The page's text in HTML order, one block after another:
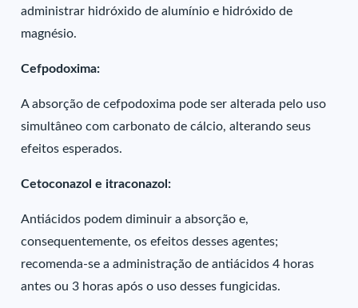
administrar hidróxido de alumínio e hidróxido de
magnésio.
Cefpodoxima:
A absorção de cefpodoxima pode ser alterada pelo uso
simultâneo com carbonato de cálcio, alterando seus
efeitos esperados.
Cetoconazol e itraconazol:
Antiácidos podem diminuir a absorção e,
consequentemente, os efeitos desses agentes;
recomenda-se a administração de antiácidos 4 horas
antes ou 3 horas após o uso desses fungicidas.